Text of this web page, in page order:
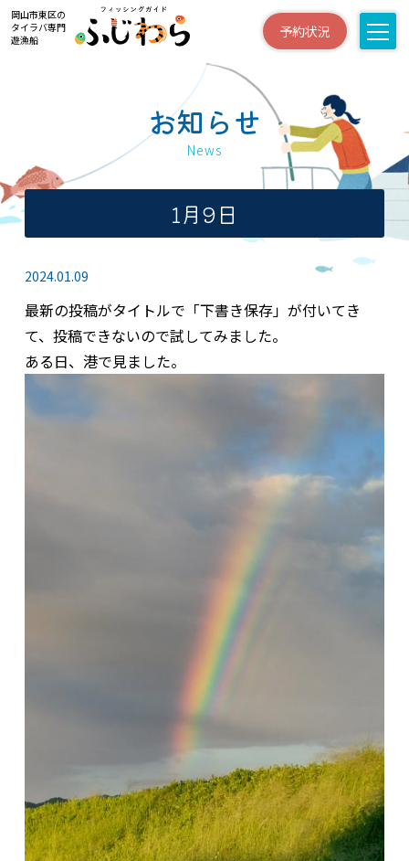
岡山市東区の
タイラバ専門
遊漁船
予約状況
お知らせ
News
1月9日
2024.01.09
最新の投稿がタイトルで「下書き保存」が付いてき
て、投稿できないので試してみました。
ある日、港で見ました。